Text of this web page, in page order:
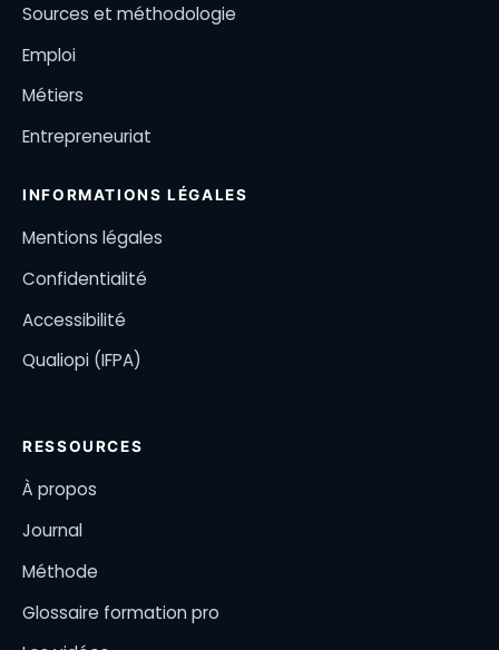
Sources et méthodologie
Emploi
Métiers
Entrepreneuriat
INFORMATIONS LÉGALES
Mentions légales
Confidentialité
Accessibilité
Qualiopi (IFPA)
RESSOURCES
À propos
Journal
Méthode
Glossaire formation pro